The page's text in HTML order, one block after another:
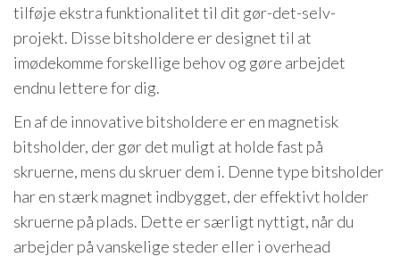
tilføje ekstra funktionalitet til dit gør-det-selv-
projekt. Disse bitsholdere er designet til at
imødekomme forskellige behov og gøre arbejdet
endnu lettere for dig.
En af de innovative bitsholdere er en magnetisk
bitsholder, der gør det muligt at holde fast på
skruerne, mens du skruer dem i. Denne type bitsholder
har en stærk magnet indbygget, der effektivt holder
skruerne på plads. Dette er særligt nyttigt, når du
arbejder på vanskelige steder eller i overhead